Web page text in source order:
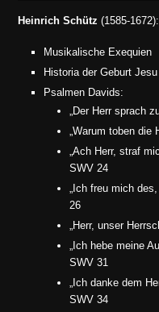
Heinrich Schütz (1585-1672):
Musikalische Exequien
Historia der Geburt
Psalmen Davids:
„Der Herr sprach
„Warum toben die
„Ach Herr, straf
SWV 24
„Ich freu mich
26
„Herr, unser
„Ich hebe meine
SWV 31
„Ich danke dem
SWV 34